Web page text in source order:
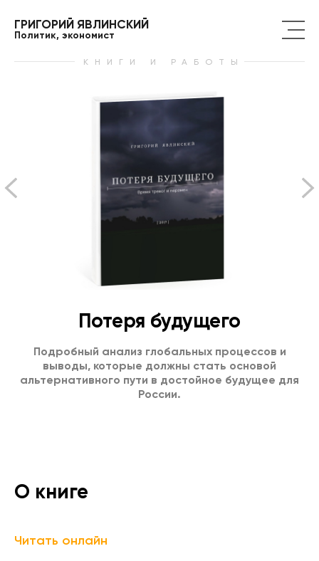
ГРИГОРИЙ ЯВЛИНСКИЙ
Политик, экономист
КНИГИ И РАБОТЫ
Потеря будущего
Подробный анализ глобальных процессов и
выводы, которые должны стать основой
альтернативного пути в достойное будущее для
России.
О книге
Читать онлайн